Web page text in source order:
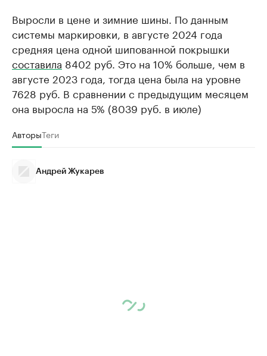
Выросли в цене и зимние шины. По данным
системы маркировки, в августе 2024 года
средняя цена одной шипованной покрышки
составила 8402 руб. Это на 10% больше, чем в
августе 2023 года, тогда цена была на уровне
7628 руб. В сравнении с предыдущим месяцем
она выросла на 5% (8039 руб. в июле)
АвторыТеги
Андрей Жукарев